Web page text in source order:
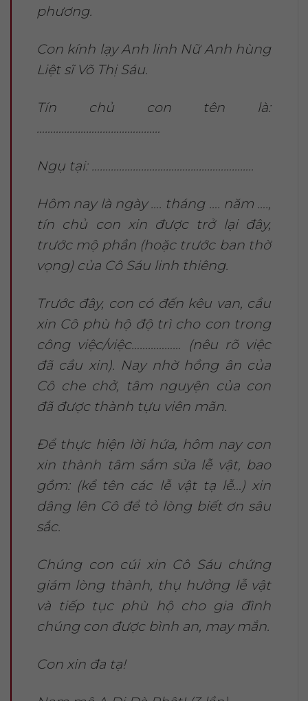
phương.
Con kính lạy Anh linh Nữ Anh hùng
Liệt sĩ Võ Thị Sáu.
Tín chủ con tên là:
………………………………………
Ngụ tại: …………………………………………………..
Hôm nay là ngày …. tháng …. năm ….,
tín chủ con xin được trở lại đây,
trước mộ phần (hoặc trước ban thờ
vọng) của Cô Sáu linh thiêng.
Trước đây, con có đến kêu van, cầu
xin Cô phù hộ độ trì cho con trong
công việc/việc……………… (nêu rõ việc
đã cầu xin). Nay nhờ hồng ân của
Cô che chở, tâm nguyện của con
đã được thành tựu viên mãn.
Để thực hiện lời hứa, hôm nay con
xin thành tâm sắm sửa lễ vật, bao
gồm: (kể tên các lễ vật tạ lễ…) xin
dâng lên Cô để tỏ lòng biết ơn sâu
sắc.
Chúng con cúi xin Cô Sáu chứng
giám lòng thành, thụ hưởng lễ vật
và tiếp tục phù hộ cho gia đình
chúng con được bình an, may mắn.
Con xin đa tạ!